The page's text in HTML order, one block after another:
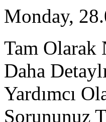
Monday,
Tam Olarak
Daha
Yardımcı
Sorununuz